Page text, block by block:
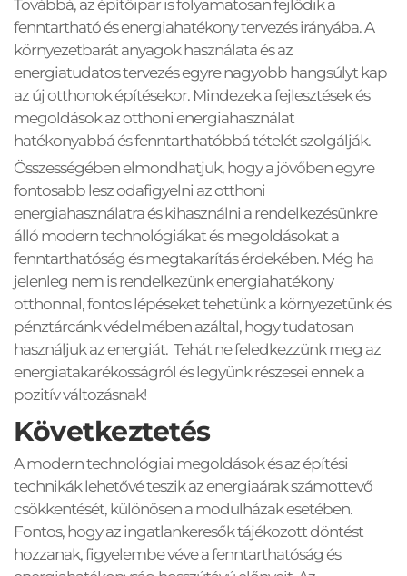
Továbbá, az építőipar is folyamatosan fejlődik a
fenntartható és energiahatékony tervezés irányába. A
környezetbarát anyagok használata és az
energiatudatos tervezés egyre nagyobb hangsúlyt kap
az új otthonok építésekor. Mindezek a fejlesztések és
megoldások az otthoni energiahasználat
hatékonyabbá és fenntarthatóbbá tételét szolgálják.
Összességében elmondhatjuk, hogy a jövőben egyre
fontosabb lesz odafigyelni az otthoni
energiahasználatra és kihasználni a rendelkezésünkre
álló modern technológiákat és megoldásokat a
fenntarthatóság és megtakarítás érdekében. Még ha
jelenleg nem is rendelkezünk energiahatékony
otthonnal, fontos lépéseket tehetünk a környezetünk és
pénztárcánk védelmében azáltal, hogy tudatosan
használjuk az energiát.  Tehát ne feledkezzünk meg az
energiatakarékosságról és legyünk részesei ennek a
pozitív változásnak!
Következtetés
A modern technológiai megoldások és az építési
technikák lehetővé teszik az energiaárak számottevő
csökkentését, különösen a modulházak esetében.
Fontos, hogy az ingatlankeresők tájékozott döntést
hozzanak, figyelembe véve a fenntarthatóság és